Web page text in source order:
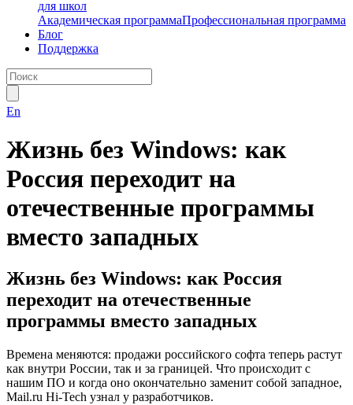
для школ
Академическая программаПрофессиональная программа
Блог
Поддержка
En
Жизнь без Windows: как
Россия переходит на
отечественные программы
вместо западных
Жизнь без Windows: как Россия
переходит на отечественные
программы вместо западных
Времена меняются: продажи российского софта теперь растут
как внутри России, так и за границей. Что происходит с
нашим ПО и когда оно окончательно заменит собой западное,
Mail.ru Hi-Tech узнал у разработчиков.